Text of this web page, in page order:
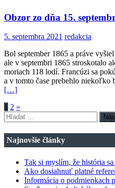
Obzor zo dňa 15.
5. septembra 2021 redakcia
Bol september 1865 a práve
ale v septembri 1865 stroskotalo
moriach 118 lodí. Francúzi sa
a v tomto čase prebehlo niekoľko
[…]
Stránkovanie
príspevkov
1 2 »
Hľadať:
Najnovšie články
Tak si myslím, že história
Ako dosiahnuť platné
Informácia o podmienkach